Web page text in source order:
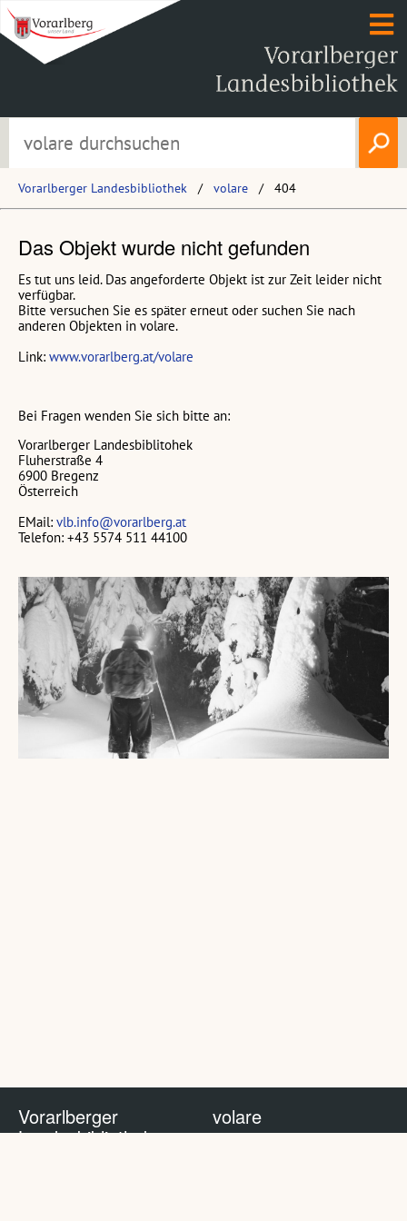
Vorarlberger Landesbibliothek volare 404
Das Objekt wurde nicht gefunden
Es tut uns leid. Das angeforderte Objekt ist zur Zeit leider nicht
verfügbar.
Bitte versuchen Sie es später erneut oder suchen Sie nach
anderen Objekten in volare.
Link: www.vorarlberg.at/volare
Bei Fragen wenden Sie sich bitte an:
Vorarlberger Landesbiblitohek
Fluherstraße 4
6900 Bregenz
Österreich
EMail: vlb.info@vorarlberg.at
Telefon: +43 5574 511 44100
Vorarlberger
Landesbibliothek
volare